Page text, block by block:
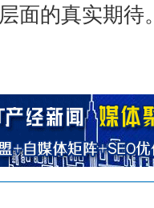
面的真实期待